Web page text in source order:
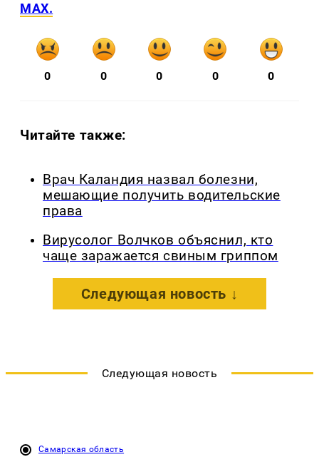
MAX.
0 0 0 0 0
Читайте также:
Врач Каландия назвал болезни,
мешающие получить водительские
права
Вирусолог Волчков объяснил, кто
чаще заражается свиным гриппом
Следующая новость ↓
Следующая новость
Самарская область